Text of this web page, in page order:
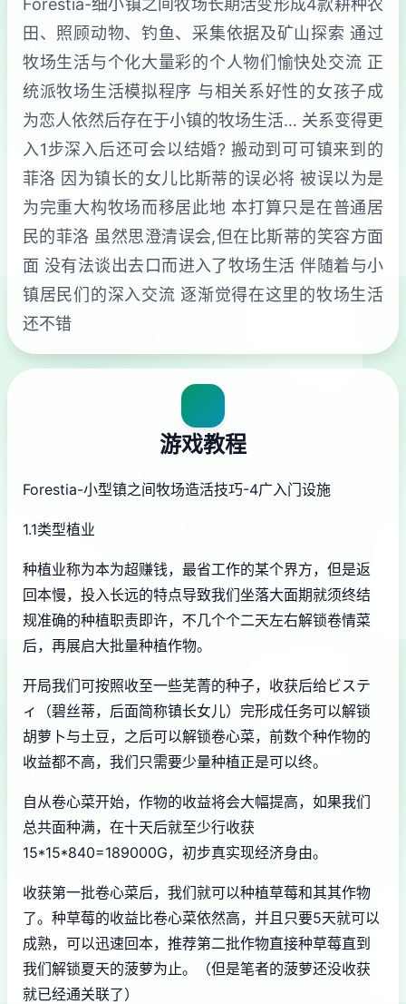
田、照顾动物、钓鱼、采集依据及矿山探索 通过
牧场生活与个化大量彩的个人物们愉快处交流 正
统派牧场生活模拟程序 与相关系好性的女孩子成
为恋人依然后存在于小镇的牧场生活… 关系变得更
入1步深入后还可会以结婚? 搬动到可可镇来到的
菲洛 因为镇长的女儿比斯蒂的误必将 被误以为是
为完重大构牧场而移居此地 本打算只是在普通居
民的菲洛 虽然思澄清误会,但在比斯蒂的笑容方面
面 没有法谈出去口而进入了牧场生活 伴随着与小
镇居民们的深入交流 逐渐觉得在这里的牧场生活
还不错
游戏教程
Forestia-小型镇之间牧场造活技巧-4广入门设施
1.1类型植业
种植业称为本为超赚钱，最省工作的某个界方，但是返
回本慢，投入长远的特点导致我们坐落大面期就须终结
规准确的种植职责即许，不几个个二天左右解锁卷情菜
后，再展启大批量种植作物。
开局我们可按照收至一些芜菁的种子，收获后给ビステ
ィ（碧丝蒂，后面简称镇长女儿）完形成任务可以解锁
胡萝卜与土豆，之后可以解锁卷心菜，前数个种作物的
收益都不高，我们只需要少量种植正是可以终。
自从卷心菜开始，作物的收益将会大幅提高，如果我们
总共面种满，在十天后就至少行收获
15*15*840=189000G，初步真实现经济身由。
收获第一批卷心菜后，我们就可以种植草莓和其其作物
了。种草莓的收益比卷心菜依然高，并且只要5天就可以
成熟，可以迅速回本，推荐第二批作物直接种草莓直到
我们解锁夏天的菠萝为止。（但是笔者的菠萝还没收获
就已经通关联了）